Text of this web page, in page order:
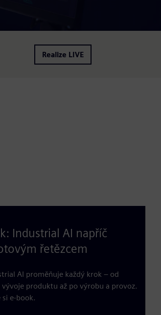
Realize LIVE
Industrial AI napříč
řetězcem
AI proměňuje každý krok – od
vývoje produktu až po výrobu a provoz.
si e-book.